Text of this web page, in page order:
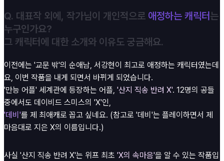
Q. 대표작 외에, 작가님이 개인적으로 애정하는 캐릭터 는
누구인가요?
그 캐릭터에 대한 소개와 이유도 궁금해요.
이전에는 '교문 밖'의 순애남, 서강현이 최고로 애정하는 캐릭터였는데
요, 이번 작품을 내게 되면서 바뀌게 되었습니다.
'만능 어플' 세계관에 등장하는 어플, '산지 직송 반려 X'. 12명의 공들
중에서도 데이비드 스미스의 'X'인,
'데비'를 제 최애캐로 꼽고 싶네요. (참고로 '데비'는 플레이하면서 제
마음대로 지은 X의 이름입니다.)
사실 '산지 직송 반려 X'는 위프 최초 'X의 속마음'을 알 수 있는 작품입